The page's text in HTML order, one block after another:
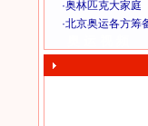
·奥林匹克大家庭
·北京奥运各方筹